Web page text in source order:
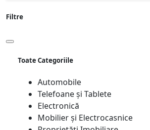
Filtre
Toate Categoriile
Automobile
Telefoane și Tablete
Electronică
Mobilier și Electrocasnice